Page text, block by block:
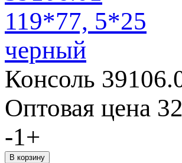
Консоль
Оптовая цена
-1+